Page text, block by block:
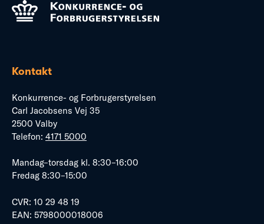
Kontakt
Konkurrence- og Forbrugerstyrelsen
Carl Jacobsens Vej 35
2500 Valby
Telefon: 4171 5000
Mandag–torsdag kl. 8:30–16:00
Fredag 8:30–15:00
CVR: 10 29 48 19
EAN: 5798000018006